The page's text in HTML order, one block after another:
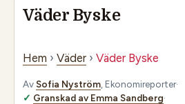
Väder Byske
Hem › Väder › Väder Byske
Av Sofia Nyström , Ekonomireporter·
Granskad av Emma Sandberg·